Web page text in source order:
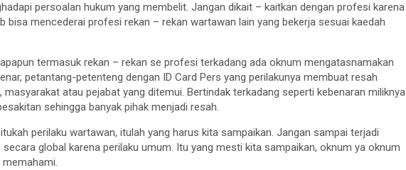
persoalan hukum yang membelit. Jangan dikait – kaitkan dengan profesi karena
bisa mencederai profesi rekan – rekan wartawan lain yang bekerja sesuai kaedah
termasuk rekan – rekan se profesi terkadang ada oknum mengatasnamakan
petantang-petenteng dengan ID Card Pers yang perilakunya membuat resah
masyarakat atau pejabat yang ditemui. Bertindak terkadang seperti kebenaran miliknya
sehingga banyak pihak menjadi resah.
perilaku wartawan, itulah yang harus kita sampaikan. Jangan sampai terjadi
global karena perilaku umum. Itu yang mesti kita sampaikan, oknum ya oknum